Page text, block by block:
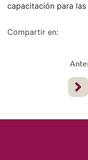
capacitación para
Compartir en: